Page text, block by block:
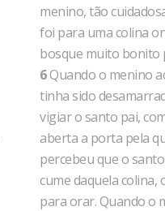
menino, tão
foi para uma colina
bosque muito bonito
6Quando o menino
tinha sido
vigiar o santo pai,
aberta a porta pela
percebeu que o
cume daquela colina,
para orar. Quando o